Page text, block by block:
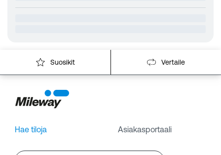
Suosikit Vertaile
Hae tiloja Asiakasportaali